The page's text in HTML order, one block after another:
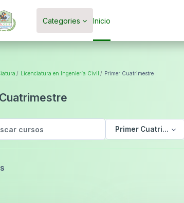
Categories
Inicio
Licenciatura en Ingeniería Civil Primer Cuatrimestre
cursos
cursos
Primer Cuatrimestre